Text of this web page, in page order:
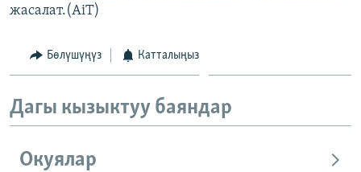
жасалат.(AiT)
Бөлүшүңүз Катталыңыз
Дагы кызыктуу баяндар
Окуялар